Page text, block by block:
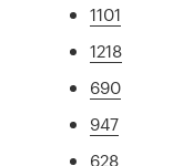
1101
1218
690
947
628